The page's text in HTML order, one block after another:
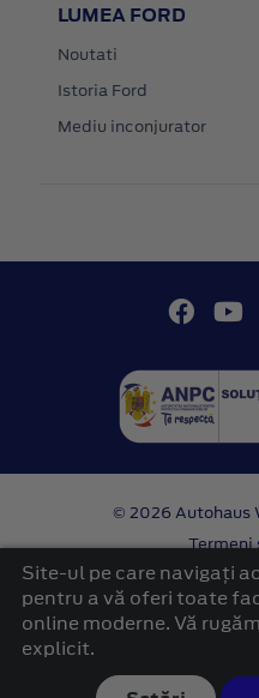
LUMEA FORD
Noutati
Istoria Ford
Mediu inconjurator
© 2026 Autohaus
platformă
Site-ul pe care navigați
pentru a vă oferi toate
online moderne. Vă
explicit.